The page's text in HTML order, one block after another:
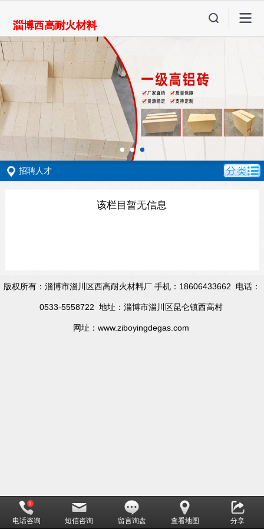
招聘人才
该栏目暂无信息
版权所有：淄博市淄川区西高耐火材料厂 手机：18606433662 电话：
0533-5558722 地址：淄博市淄川区昆仑镇西高村
网址：www.ziboyingdegas.com
电话咨询 短信咨询 留言询盘 查看地图 分享